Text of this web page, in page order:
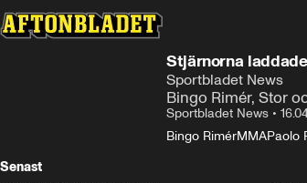
Stjärnorna
Sportbladet News
Bingo Rimér, Stor
Sportbladet News •
Bingo RimérMMAPaolo
Senast